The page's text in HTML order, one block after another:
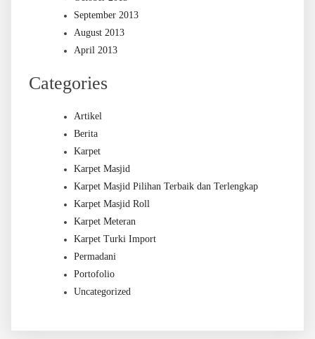
September 2013
August 2013
April 2013
Categories
Artikel
Berita
Karpet
Karpet Masjid
Karpet Masjid Pilihan Terbaik dan Terlengkap
Karpet Masjid Roll
Karpet Meteran
Karpet Turki Import
Permadani
Portofolio
Uncategorized